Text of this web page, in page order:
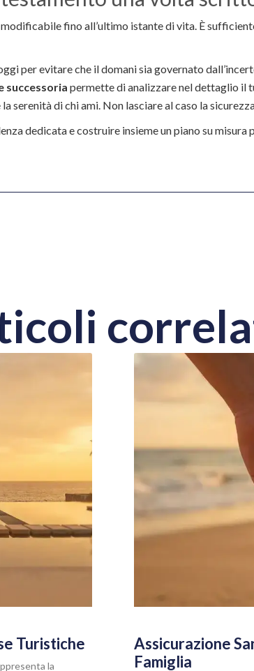
fino all’ultimo istante di vita. È
per evitare che il domani sia governato
successoria permette di analizzare nel dettaglio il
serenità di chi ami. Non lasciare al caso la
dedicata e costruire insieme un piano su
Turistiche
la
Assicurazione
Famiglia